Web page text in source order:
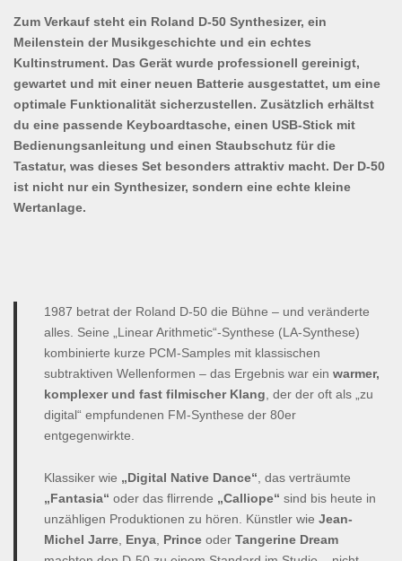
Zum Verkauf steht ein Roland D-50 Synthesizer, ein
Meilenstein der Musikgeschichte und ein echtes
Kultinstrument. Das Gerät wurde professionell gereinigt,
gewartet und mit einer neuen Batterie ausgestattet, um eine
optimale Funktionalität sicherzustellen. Zusätzlich erhältst
du eine passende Keyboardtasche, einen USB-Stick mit
Bedienungsanleitung und einen Staubschutz für die
Tastatur, was dieses Set besonders attraktiv macht. Der D-50
ist nicht nur ein Synthesizer, sondern eine echte kleine
Wertanlage.
1987 betrat der Roland D-50 die Bühne – und veränderte
alles. Seine „Linear Arithmetic“-Synthese (LA-Synthese)
kombinierte kurze PCM-Samples mit klassischen
subtraktiven Wellenformen – das Ergebnis war ein warmer,
komplexer und fast filmischer Klang, der der oft als „zu
digital“ empfundenen FM-Synthese der 80er
entgegenwirkte.
Klassiker wie „Digital Native Dance“ , das verträumte
„Fantasia“ oder das flirrende „Calliope“ sind bis heute in
unzähligen Produktionen zu hören. Künstler wie Jean-
Michel Jarre Enya Prince oder Tangerine Dream